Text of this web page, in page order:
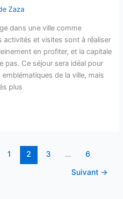
Zaza
dans une ville comme
activités et visites sont à réaliser
en profiter, et la capitale
pas. Ce séjour sera idéal pour
de la ville, mais
plus
1 2 3 …
6
Suivant →